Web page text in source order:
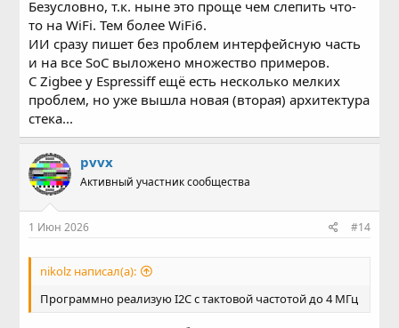
Безусловно, т.к. ныне это проще чем слепить что-
то на WiFi. Тем более WiFi6.
ИИ сразу пишет без проблем интерфейсную часть
и на все SoC выложено множество примеров.
C Zigbee у Espressiff ещё есть несколько мелких
проблем, но уже вышла новая (вторая) архитектура
стека...
pvvx
Активный участник сообщества
1 Июн 2026 #14
nikolz написал(а):
Программно реализую I2C с тактовой частотой до 4 МГц